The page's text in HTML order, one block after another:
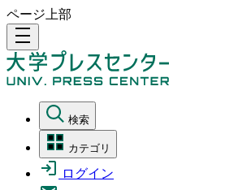
ページ上部
density_medium
検索
カテゴリ
ログイン